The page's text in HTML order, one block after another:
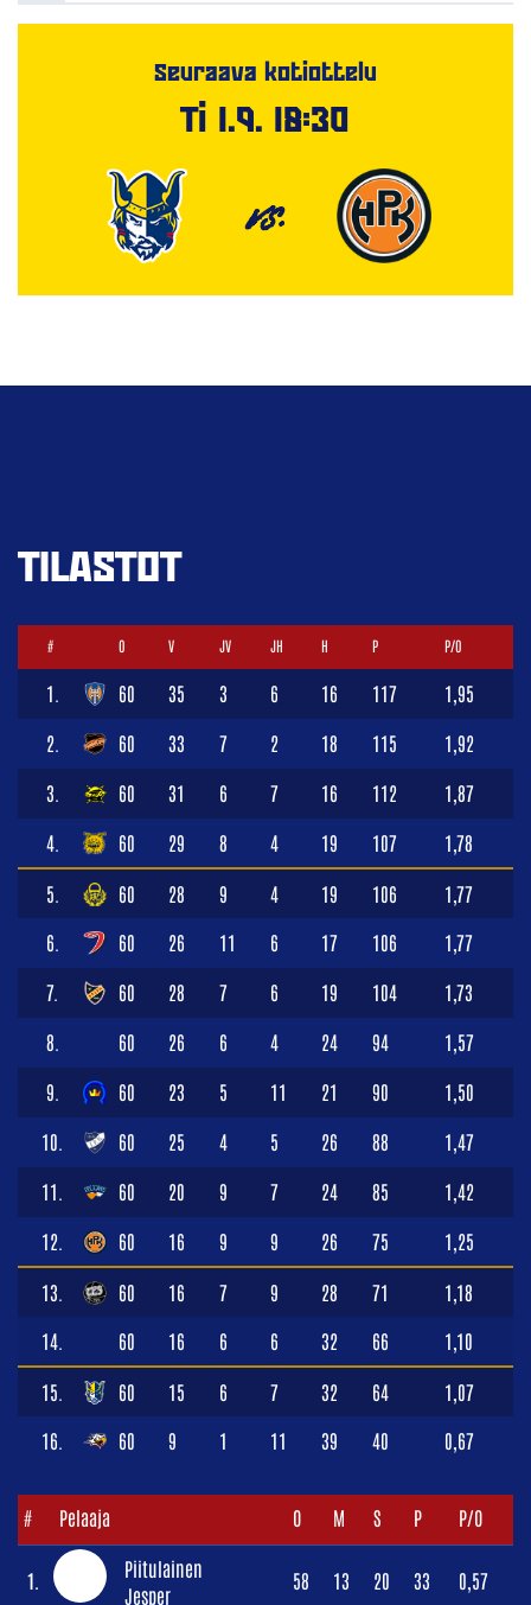
Seuraava kotiottelu
Ti 1.9. 18:30
VS.
TILASTOT
# O V JV JH H P P/O
1. 60 35 3 6 16 117 1,95
2. 60 33 7 2 18 115 1,92
3. 60 31 6 7 16 112 1,87
4. 60 29 8 4 19 107 1,78
5. 60 28 9 4 19 106 1,77
6. 60 26 11 6 17 106 1,77
7. 60 28 7 6 19 104 1,73
8. 60 26 6 4 24 94 1,57
9. 60 23 5 11 21 90 1,50
10. 60 25 4 5 26 88 1,47
11. 60 20 9 7 24 85 1,42
12. 60 16 9 9 26 75 1,25
13. 60 16 7 9 28 71 1,18
14. 60 16 6 6 32 66 1,10
15. 60 15 6 7 32 64 1,07
16. 60 9 1 11 39 40 0,67
# Pelaaja O M S P P/O
1.
Piitulainen
Jesper
58 13 20 33 0,57